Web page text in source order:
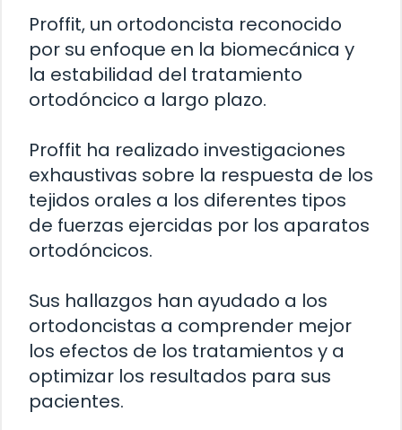
Proffit, un ortodoncista reconocido
por su enfoque en la biomecánica y
la estabilidad del tratamiento
ortodóncico a largo plazo.
Proffit ha realizado investigaciones
exhaustivas sobre la respuesta de los
tejidos orales a los diferentes tipos
de fuerzas ejercidas por los aparatos
ortodóncicos.
Sus hallazgos han ayudado a los
ortodoncistas a comprender mejor
los efectos de los tratamientos y a
optimizar los resultados para sus
pacientes.